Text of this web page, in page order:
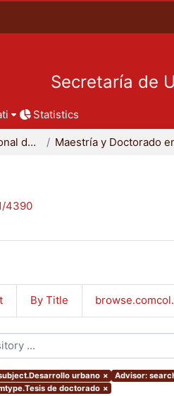
Secretaría de
Statistics
Coordinación Divisional de Posgrado
4390
By Title
urbano × Advisor:
de doctorado ×